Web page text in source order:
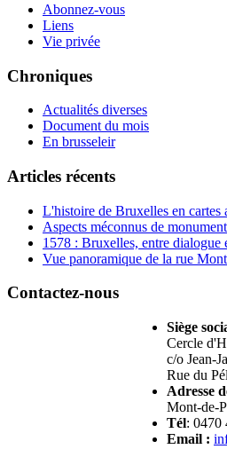
Abonnez-vous
Liens
Vie privée
Chroniques
Actualités diverses
Document du mois
En brusseleir
Articles récents
L'histoire de Bruxelles en cartes
Aspects méconnus de
1578 : Bruxelles, entre dialogue
Vue panoramique de la rue
Contactez-nous
Siège
Cercle
c/o Jean-
Rue du
Adresse
Mont-de-
Tél: 0470
Email :